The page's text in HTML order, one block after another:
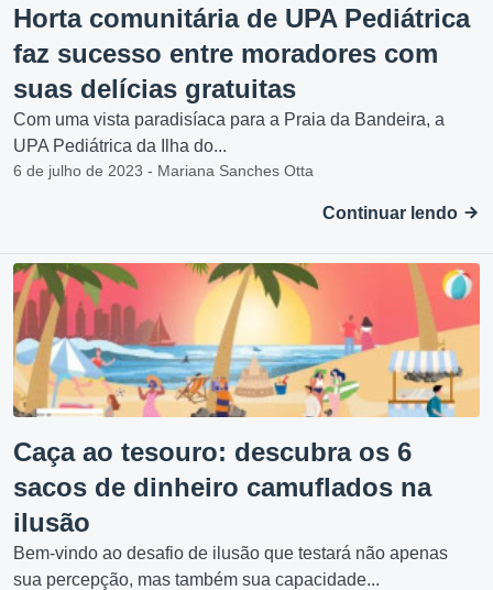
Horta comunitária de UPA Pediátrica
faz sucesso entre moradores com
suas delícias gratuitas
Com uma vista paradisíaca para a Praia da Bandeira, a
UPA Pediátrica da Ilha do...
6 de julho de 2023 - Mariana Sanches Otta
Continuar lendo
Caça ao tesouro: descubra os 6
sacos de dinheiro camuflados na
ilusão
Bem-vindo ao desafio de ilusão que testará não apenas
sua percepção, mas também sua capacidade...